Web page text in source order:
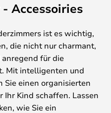
Accessoiries
ist es wichtig,
die nicht nur charmant,
für die
Mit intelligenten und
Sie einen organisierten
Ihr Kind schaffen. Lassen
wie Sie ein